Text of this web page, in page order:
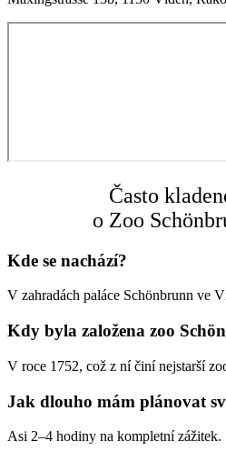
Často
o Zoo
Kde se nachází?
V zahradách paláce Schönbrunn ve
Kdy byla založena zoo
V roce 1752, což z ní činí nejstarší
Jak dlouho mám plánovat
Asi 2–4 hodiny na kompletní zážitek.